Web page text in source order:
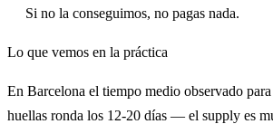
Si no la conseguimos, no pagas nada.
Lo que vemos en la práctica
En Barcelona el tiempo medio observado
huellas ronda los 12-20 días — el supply es